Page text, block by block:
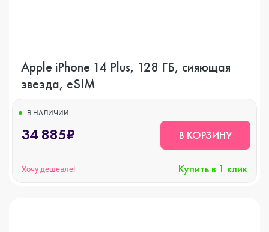
Apple iPhone 14 Plus, 128 ГБ, сияющая
звезда, eSIM
В НАЛИЧИИ
34 885₽ В КОРЗИНУ
Хочу дешевле! Купить в 1 клик